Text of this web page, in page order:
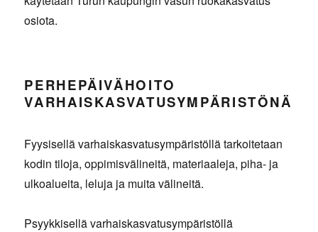
osiota.
PERHEPÄIVÄHOITO
VARHAISKASVATUSYMPÄRISTÖNÄ
Fyysisellä varhaiskasvatusympäristöllä tarkoitetaan
kodin tiloja, oppimisvälineitä, materiaaleja, piha- ja
ulkoalueita, leluja ja muita välineitä.
Psyykkisellä varhaiskasvatusympäristöllä